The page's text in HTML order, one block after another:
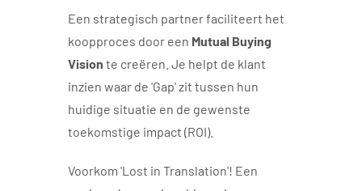
Een strategisch partner faciliteert het
koopproces door een Mutual Buying
Vision te creëren. Je helpt de klant
inzien waar de 'Gap' zit tussen hun
huidige situatie en de gewenste
toekomstige impact (ROI).
Voorkom 'Lost in Translation'! Een